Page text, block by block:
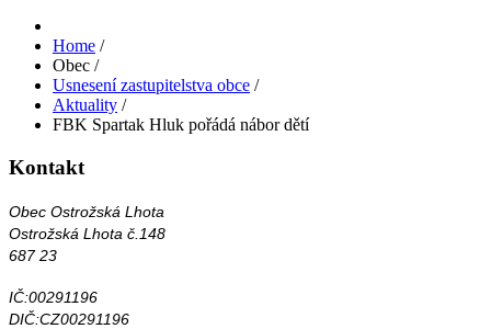
Home /
Obec /
Usnesení zastupitelstva obce /
Aktuality /
FBK Spartak Hluk pořádá nábor dětí
Kontakt
Obec Ostrožská Lhota
Ostrožská Lhota č.148
687 23
IČ:00291196
DIČ:CZ00291196